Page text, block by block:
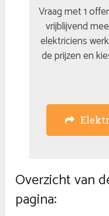
Vraag met 1
vrijblijvend
elektriciens
de prijzen en
Overzicht van
pagina: